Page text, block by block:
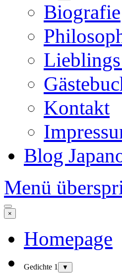
Biografie
Kontakt
Blog
Menü
×
Homepage
Gedichte 1 ▼